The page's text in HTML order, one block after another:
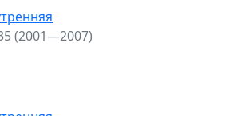
(2001—2007)